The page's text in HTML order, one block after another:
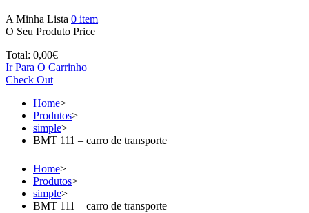
A Minha Lista 0 item
O Seu Produto Price
Total: 0,00€
Ir Para O Carrinho
Check Out
Home>
Produtos>
simple>
BMT 111 – carro de transporte
Home>
Produtos>
simple>
BMT 111 – carro de transporte